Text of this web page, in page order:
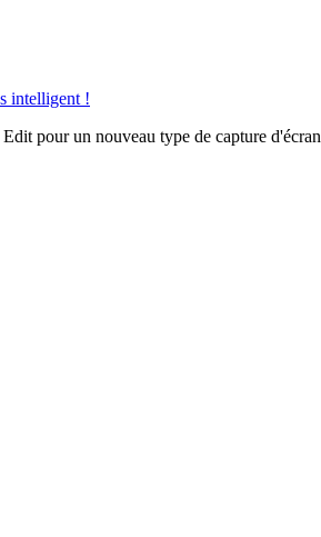
intelligent !
pour un nouveau type de capture d'écran